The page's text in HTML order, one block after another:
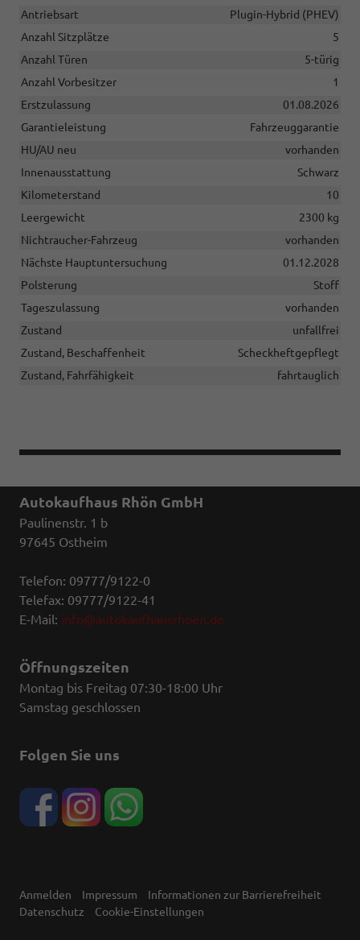
Antriebsart
Plugin-Hybrid (PHEV)
Anzahl Sitzplätze
5
Anzahl Türen
5-türig
Anzahl Vorbesitzer
1
Erstzulassung
01.08.2026
Garantieleistung
Fahrzeuggarantie
HU/AU neu
vorhanden
Innenausstattung
Schwarz
Kilometerstand
10
Leergewicht
2300 kg
Nichtraucher-Fahrzeug
vorhanden
Nächste Hauptuntersuchung
01.12.2028
Polsterung
Stoff
Tageszulassung
vorhanden
Zustand
unfallfrei
Zustand, Beschaffenheit
Scheckheftgepflegt
Zustand, Fahrfähigkeit
fahrtauglich
Autokaufhaus Rhön GmbH
Paulinenstr. 1 b
97645 Ostheim
Telefon: 09777/9122-0
Telefax: 09777/9122-41
E-Mail: info@autokaufhausrhoen.de
Öffnungszeiten
Montag bis Freitag 07:30-18:00 Uhr
Samstag geschlossen
Folgen Sie uns
Anmelden Impressum
Informationen zur Barrierefreiheit
Datenschutz
Cookie-Einstellungen